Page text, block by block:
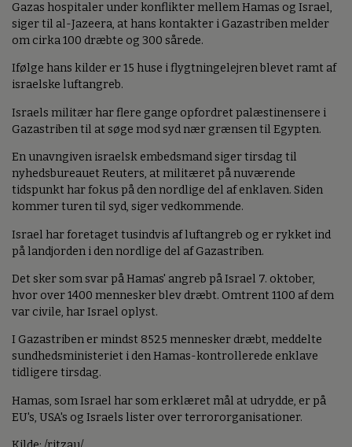
Gazas hospitaler under konflikter mellem Hamas og Israel,
siger til al-Jazeera, at hans kontakter i Gazastriben melder
om cirka 100 dræbte og 300 sårede.
Ifølge hans kilder er 15 huse i flygtningelejren blevet ramt af
israelske luftangreb.
Israels militær har flere gange opfordret palæstinensere i
Gazastriben til at søge mod syd nær grænsen til Egypten.
En unavngiven israelsk embedsmand siger tirsdag til
nyhedsbureauet Reuters, at militæret på nuværende
tidspunkt har fokus på den nordlige del af enklaven. Siden
kommer turen til syd, siger vedkommende.
Israel har foretaget tusindvis af luftangreb og er rykket ind
på landjorden i den nordlige del af Gazastriben.
Det sker som svar på Hamas' angreb på Israel 7. oktober,
hvor over 1400 mennesker blev dræbt. Omtrent 1100 af dem
var civile, har Israel oplyst.
I Gazastriben er mindst 8525 mennesker dræbt, meddelte
sundhedsministeriet i den Hamas-kontrollerede enklave
tidligere tirsdag.
Hamas, som Israel har som erklæret mål at udrydde, er på
EU's, USA's og Israels lister over terrororganisationer.